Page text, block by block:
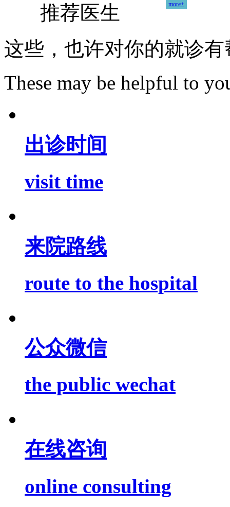
推荐医生 more+
这些，也许对你的就诊有
These may be helpful to
出诊时间
visit time
来院路线
route to the hospital
公众微信
the public wechat
在线咨询
online consulting